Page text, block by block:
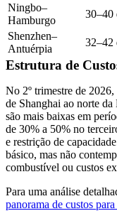
Ningbo–
Hamburgo
30–40
Shenzhen–
Antuérpia
32–42
Estrutura de
No 2º trimestre de
de Shanghai ao norte
são mais baixas em
de 30% a 50% no
e restrição de
básico, mas não
combustível ou custos
Para uma análise
panorama de custos